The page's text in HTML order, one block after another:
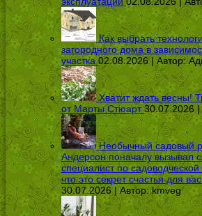
Как выбрать
загородного дома в
участка 02.08.2026 | Автор:
Хватит ждать весны!
от Марты Стюарт 30.07.2026
Необычный садовый
Андерсон поначалу вызывал
специалист по
что это секрет счастья для
30.07.2026 | Автор:kmveg